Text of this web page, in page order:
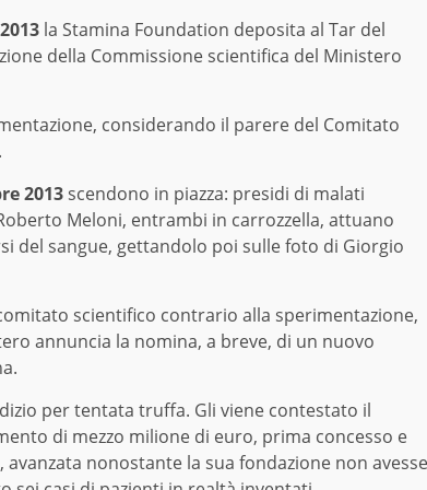
la Stamina Foundation deposita al Tar del
della Commissione scientifica del Ministero
considerando il parere del Comitato
2013scendono in piazza: presidi di malati
Meloni, entrambi in carrozzella, attuano
del sangue, gettandolo poi sulle foto di Giorgio
scientifico contrario alla sperimentazione,
annuncia la nomina, a breve, di un nuovo
per tentata truffa. Gli viene contestato il
di mezzo milione di euro, prima concesso e
nonostante la sua fondazione non avesse